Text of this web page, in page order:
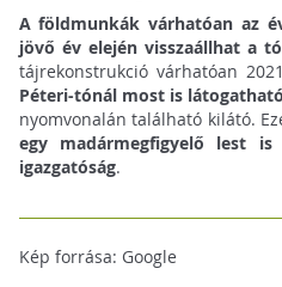
A földmunkák várhatóan az
jövő év elején visszaállhat a
tájrekonstrukció várhatóan
Péteri-tónál most is
nyomvonalán található kilátó.
egy madármegfigyelő lest
igazgatóság.
Kép forrása: Google